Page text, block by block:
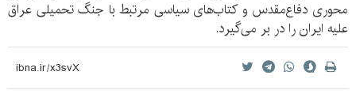
محوری دفاع‌مقدس و کتاب‌های سیاسی مرتبط با جنگ تحمیلی عراق
علیه ایران را در بر می‌گیرد.